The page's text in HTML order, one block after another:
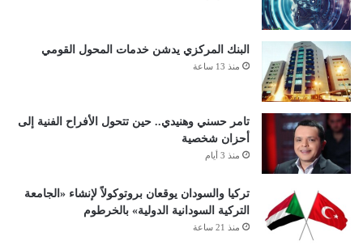
البنك المركزي يدشن خدمات المحول القومي
منذ 13 ساعة
تامر حسني وهنيدي.. حين تتحول الأفراح الفنية إلى
أحزان شخصية
منذ 3 أيام
تركيا والسودان يوقعان بروتوكولاً لإنشاء «الجامعة
التركية السودانية الدولية» بالخرطوم
منذ 21 ساعة